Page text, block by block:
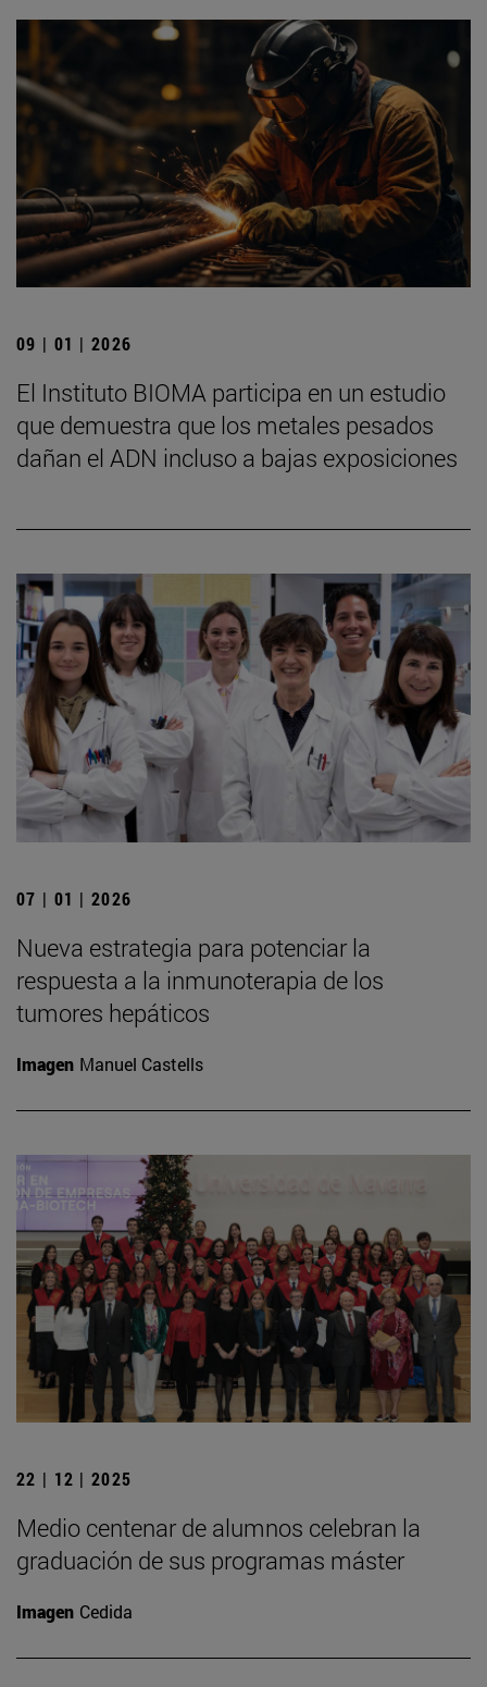
09 | 01 | 2026
El Instituto BIOMA participa en un estudio
que demuestra que los metales pesados
dañan el ADN incluso a bajas exposiciones
07 | 01 | 2026
Nueva estrategia para potenciar la
respuesta a la inmunoterapia de los
tumores hepáticos
Imagen Manuel Castells
22 | 12 | 2025
Medio centenar de alumnos celebran la
graduación de sus programas máster
Imagen Cedida